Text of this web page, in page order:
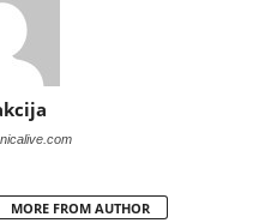
MORE FROM AUTHOR